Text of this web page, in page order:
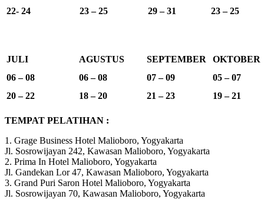
22- 24
23 – 25 29 – 31 23 – 25
JULI AGUSTUS SEPTEMBER
OKTOBER
06 – 08
06 – 08 07 – 09
05 – 07
20 – 22
18 – 20 21 – 23 19 – 21
TEMPAT PELATIHAN :
1. Grage Business Hotel Malioboro, Yogyakarta
Jl. Sosrowijayan 242, Kawasan Malioboro, Yogyakarta
2. Prima In Hotel Malioboro, Yogyakarta
Jl. Gandekan Lor 47, Kawasan Malioboro, Yogyakarta
3. Grand Puri Saron Hotel Malioboro, Yogyakarta
Jl. Sosrowijayan 70, Kawasan Malioboro, Yogyakarta